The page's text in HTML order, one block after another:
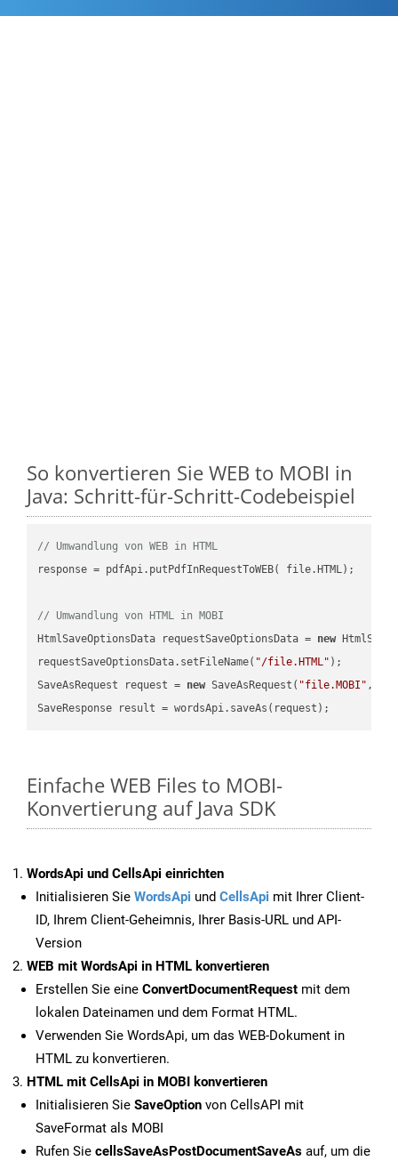
So konvertieren Sie WEB to MOBI in
Java: Schritt-für-Schritt-Codebeispiel
// Umwandlung von WEB in HTML
response = pdfApi.putPdfInRequestToWEB( file.HTML);
// Umwandlung von HTML in MOBI
HtmlSaveOptionsData requestSaveOptionsData = new
requestSaveOptionsData.setFileName( "/file.HTML" );
SaveAsRequest request = new SaveAsRequest( "file.MOBI"
Einfache WEB Files to MOBI-
Konvertierung auf Java SDK
WordsApi und CellsApi einrichten
Initialisieren Sie WordsApi und CellsApi mit Ihrer Client-
ID, Ihrem Client-Geheimnis, Ihrer Basis-URL und API-
Version
WEB mit WordsApi in HTML konvertieren
Erstellen Sie eine ConvertDocumentRequest mit dem
lokalen Dateinamen und dem Format HTML.
Verwenden Sie WordsApi, um das WEB-Dokument in
HTML zu konvertieren.
HTML mit CellsApi in MOBI konvertieren
Initialisieren Sie SaveOption von CellsAPI mit
SaveFormat als MOBI
Rufen Sie cellsSaveAsPostDocumentSaveAs auf, um die